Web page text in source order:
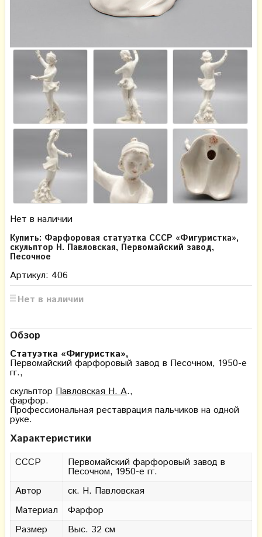
Нет в наличии
Купить: Фарфоровая статуэтка СССР «Фигуристка»,
скульптор Н. Павловская, Первомайский завод,
Песочное
Артикул: 406
Нет в наличии
Обзор
Статуэтка «Фигуристка»,
Первомайский фарфоровый завод в Песочном, 1950-е
гг.,
скульптор Павловская Н. А.,
фарфор.
Профессиональная реставрация пальчиков на одной
руке.
Характеристики
СССР Первомайский фарфоровый завод в
Песочном, 1950-е гг.
Автор
ск. Н. Павловская
Материал
Фарфор
Размер
Выс. 32 см